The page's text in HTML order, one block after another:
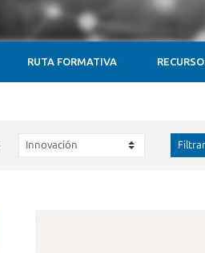
RUTA FORMATIVA
Filtrar